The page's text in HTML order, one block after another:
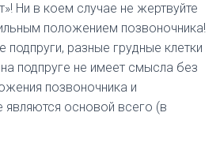
Ни в коем случае не жертвуйте
положением позвоночника!
подпруги, разные грудные клетки
подпруге не имеет смысла без
позвоночника и
являются основой всего (в